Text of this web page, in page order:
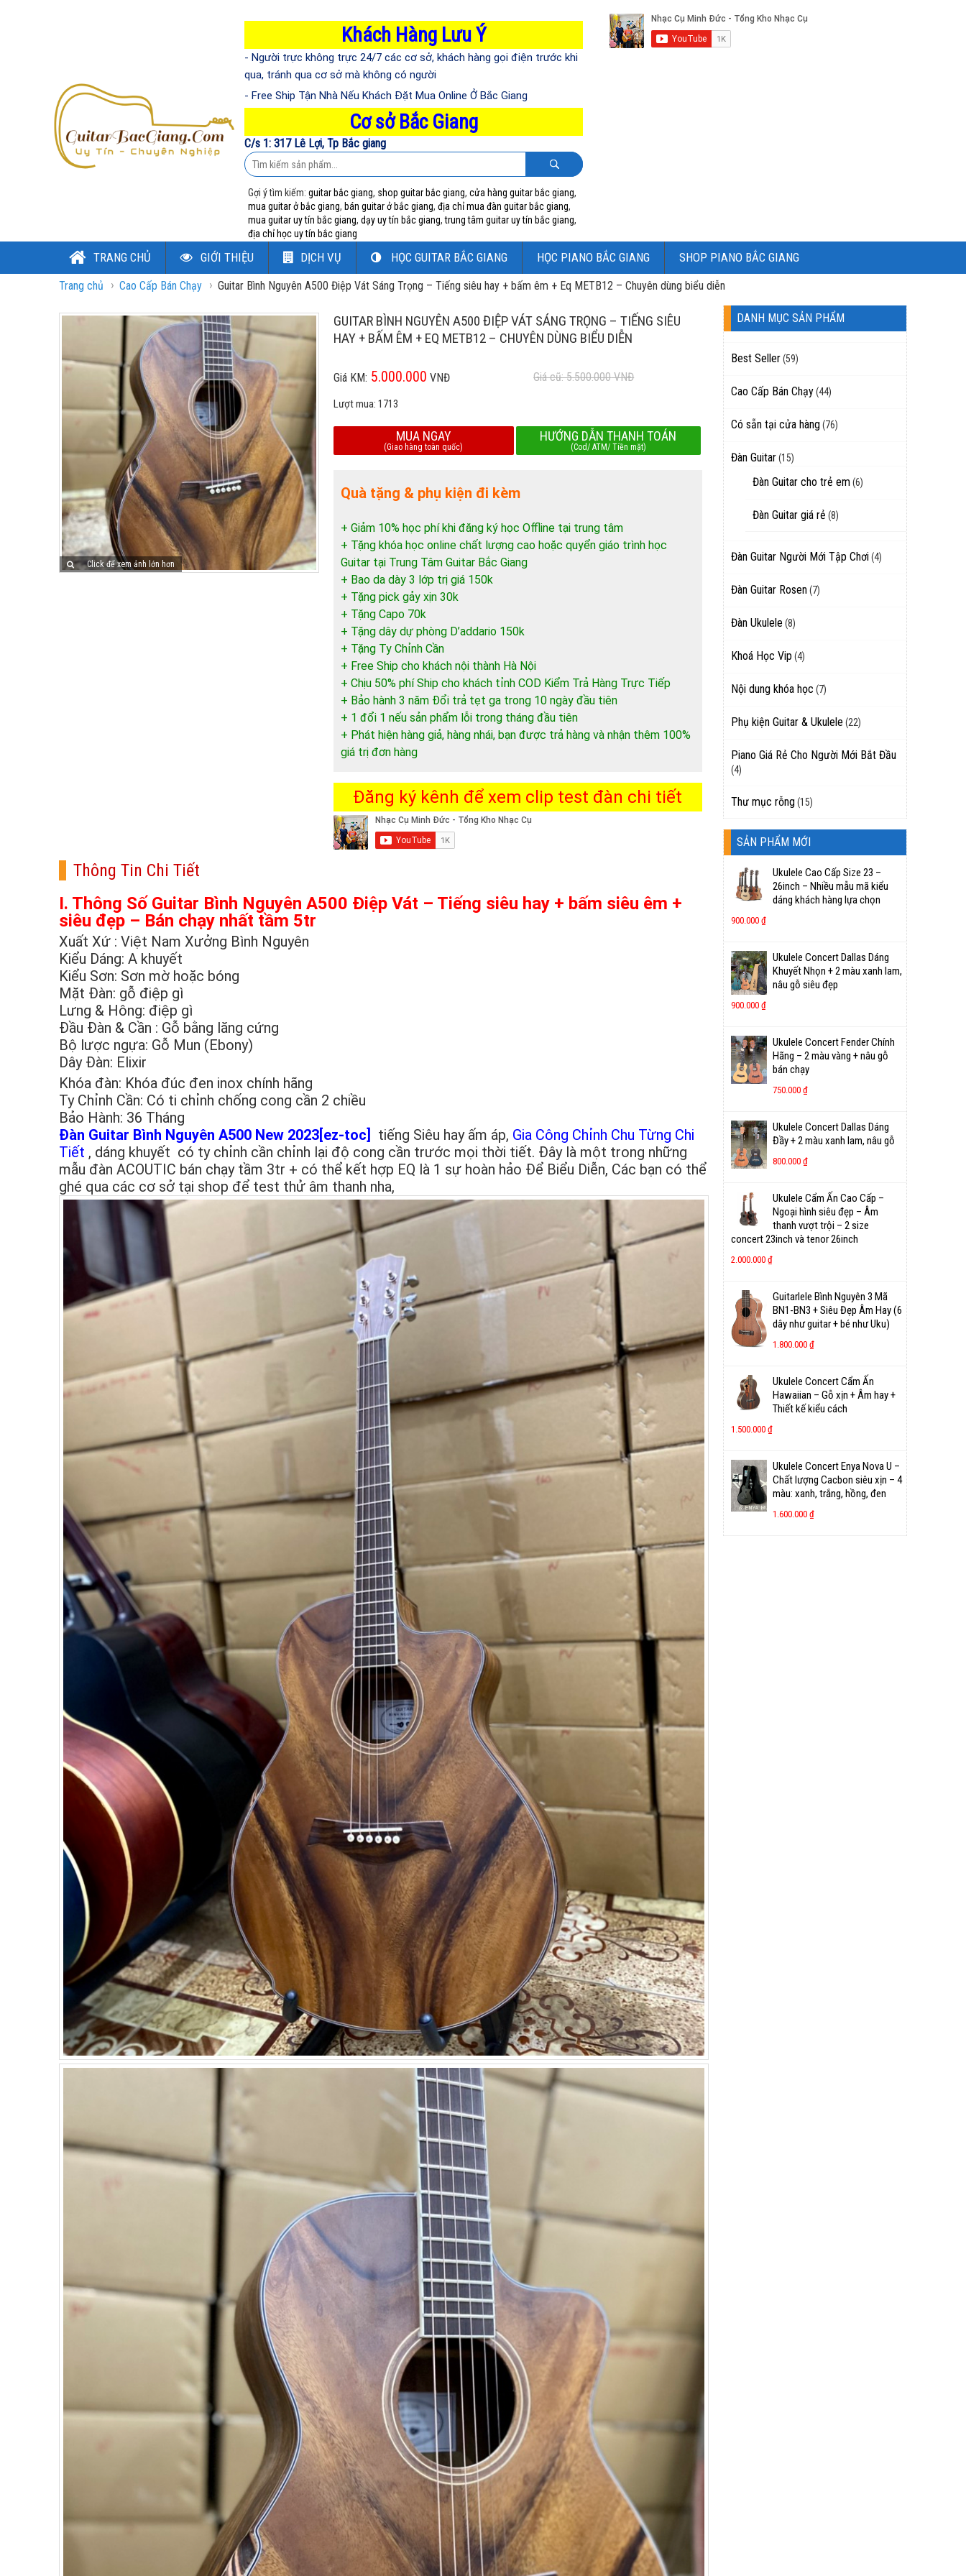
Khách Hàng Lưu Ý
- Người trực không trực 24/7 các cơ sở, khách hàng gọi điện trước khi
qua, tránh qua cơ sở mà không có người
- Free Ship Tận Nhà Nếu Khách Đặt Mua Online Ở Bắc Giang
Cơ sở Bắc Giang
C/s 1: 317 Lê Lợi, Tp Bắc giang
Gợi ý tìm kiếm: guitar bắc giang, shop guitar bắc giang, cửa hàng guitar bắc giang,
mua guitar ở bắc giang, bán guitar ở bắc giang, địa chỉ mua đàn guitar bắc giang,
mua guitar uy tín bắc giang, dạy uy tín bắc giang,trung tâm guitar uy tín bắc giang,
địa chỉ học uy tín bắc giang
TRANG CHỦ GIỚI THIỆU DỊCH VỤ HỌC GUITAR BẮC GIANG HỌC PIANO BẮC GIANG SHOP PIANO BẮC GIANG
Trang chủ › Cao Cấp Bán Chạy › Guitar Bình Nguyên A500 Điệp Vát Sáng Trọng – Tiếng siêu hay + bấm êm + Eq METB12 – Chuyên dùng biểu diễn
Click để xem ảnh lớn hơn
GUITAR BÌNH NGUYÊN A500 ĐIỆP VÁT SÁNG TRỌNG – TIẾNG SIÊU
HAY + BẤM ÊM + EQ METB12 – CHUYÊN DÙNG BIỂU DIỄN
Giá KM: 5.000.000 VNĐ Giá cũ: 5.500.000VNĐ
Lượt mua: 1713
MUA NGAY
(Giao hàng toàn quốc)
HƯỚNG DẪN THANH TOÁN
(Cod/ ATM/ Tiền mặt)
Quà tặng & phụ kiện đi kèm
+ Giảm 10% học phí khi đăng ký học Offline tại trung tâm
+ Tặng khóa học online chất lượng cao hoặc quyển giáo trình học
Guitar tại Trung Tâm Guitar Bắc Giang
+ Bao da dày 3 lớp trị giá 150k
+ Tặng pick gảy xịn 30k
+ Tặng Capo 70k
+ Tặng dây dự phòng D’addario 150k
+ Tặng Ty Chỉnh Cần
+ Free Ship cho khách nội thành Hà Nội
+ Chịu 50% phí Ship cho khách tỉnh COD Kiểm Trả Hàng Trực Tiếp
+ Bảo hành 3 năm Đổi trả tẹt ga trong 10 ngày đầu tiên
+ 1 đổi 1 nếu sản phẩm lỗi trong tháng đầu tiên
+ Phát hiện hàng giả, hàng nhái, bạn được trả hàng và nhận thêm 100%
giá trị đơn hàng
Đăng ký kênh để xem clip test đàn chi tiết
Thông Tin Chi Tiết
I. Thông Số Guitar Bình Nguyên A500 Điệp Vát – Tiếng siêu hay + bấm siêu êm +
siêu đẹp – Bán chạy nhất tầm 5tr
Xuất Xứ : Việt Nam Xưởng Bình Nguyên
Kiểu Dáng: A khuyết
Kiểu Sơn: Sơn mờ hoặc bóng
Mặt Đàn: gỗ điệp gì
Lưng & Hông: điệp gì
Đầu Đàn & Cần : Gỗ bằng lăng cứng
Bộ lược ngựa: Gỗ Mun (Ebony)
Dây Đàn: Elixir
Khóa đàn: Khóa đúc đen inox chính hãng
Ty Chỉnh Cần: Có ti chỉnh chống cong cần 2 chiều
Bảo Hành: 36 Tháng
Đàn Guitar Bình Nguyên A500 New 2023[ez-toc]
tiếng Siêu hay ấm áp, Gia Công Chỉnh Chu Từng Chi
Tiết , dáng khuyết có ty chỉnh cần chỉnh lại độ cong cần trước mọi thời tiết. Đây là một trong những
mẫu đàn ACOUTIC bán chạy tầm 3tr + có thể kết hợp EQ là 1 sự hoàn hảo Để Biểu Diễn, Các bạn có thể
ghé qua các cơ sở tại shop để test thử âm thanh nha,
DANH MỤC SẢN PHẨM
Best Seller(59)
Cao Cấp Bán Chạy(44)
Có sẵn tại cửa hàng(76)
Đàn Guitar(15)
Đàn Guitar cho trẻ em(6)
Đàn Guitar giá rẻ (8)
Đàn Guitar Người Mới Tập Chơi(4)
Đàn Guitar Rosen(7)
Đàn Ukulele (8)
Khoá Học Vip (4)
Nội dung khóa học (7)
Phụ kiện Guitar & Ukulele (22)
Piano Giá Rẻ Cho Người Mới Bắt Đầu
(4)
Thư mục rỗng(15)
SẢN PHẨM MỚI
Ukulele Cao Cấp Size 23 –
26inch – Nhiều mẫu mã kiểu
dáng khách hàng lựa chọn
900.000 ₫
Ukulele Concert Dallas Dáng
Khuyết Nhọn + 2 màu xanh lam,
nâu gỗ siêu đẹp
900.000 ₫
Ukulele Concert Fender Chính
Hãng – 2 màu vàng + nâu gỗ
bán chạy
750.000 ₫
Ukulele Concert Dallas Dáng
Đầy + 2 màu xanh lam, nâu gỗ
800.000 ₫
Ukulele Cẩm Ấn Cao Cấp –
Ngoại hình siêu đẹp – Âm
thanh vượt trội – 2 size
concert 23inch và tenor 26inch
2.000.000 ₫
Guitarlele Bình Nguyên 3 Mã
BN1-BN3 + Siêu Đẹp Âm Hay (6
dây như guitar + bé như Uku)
1.800.000 ₫
Ukulele Concert Cẩm Ấn
Hawaiian – Gỗ xịn + Âm hay +
Thiết kế kiểu cách
1.500.000 ₫
Ukulele Concert Enya Nova U –
Chất lượng Cacbon siêu xịn – 4
màu: xanh, trắng, hồng, đen
1.600.000 ₫